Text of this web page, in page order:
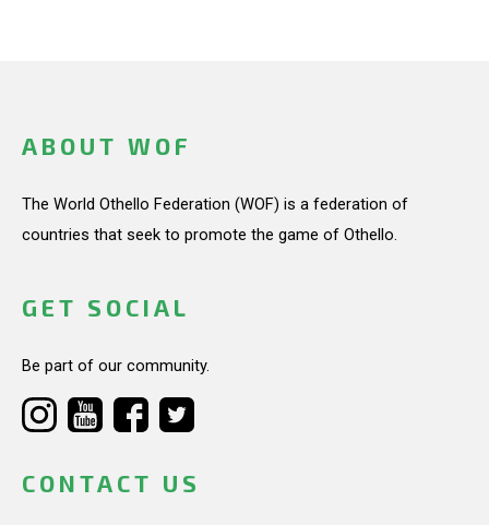
ABOUT WOF
The World Othello Federation (WOF) is a federation of
countries that seek to promote the game of Othello.
GET SOCIAL
Be part of our community.
CONTACT US